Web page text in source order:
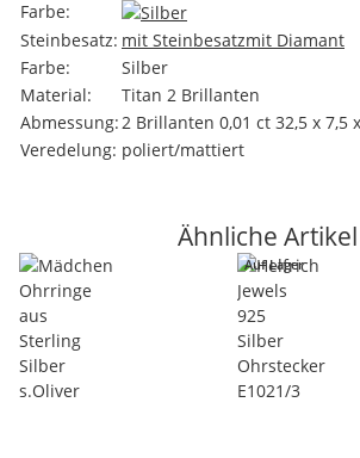
Farbe:
Steinbesatz: mit Steinbesatzmit Diamant
Farbe:
Silber
Material:
Titan 2 Brillanten
Abmessung: 2 Brillanten 0,01 ct 32,5 x 7,5
Veredelung: poliert/mattiert
Ähnliche Artikel
Auf Lager